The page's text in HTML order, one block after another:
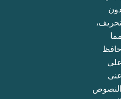
دون
مما
حافظ
على
عنى
النصوص